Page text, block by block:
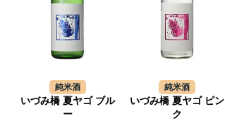
純米酒
いづみ橋 夏ヤゴ ブル
ー
純米酒
いづみ橋 夏ヤゴ ピン
ク